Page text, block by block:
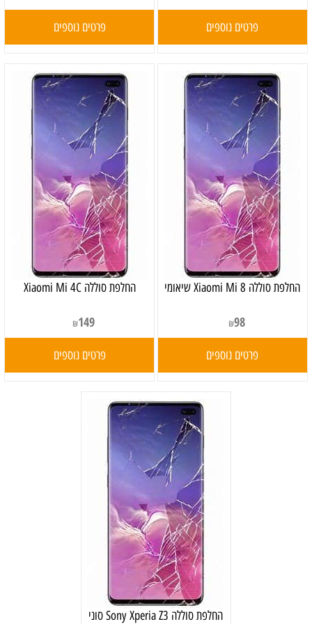
פרטים נוספים פרטים נוספים
‏החלפת סוללה Xiaomi Mi 8 שיאומי
₪98
פרטים נוספים
החלפת סוללה Xiaomi Mi 4C
₪149
פרטים נוספים
‏החלפת סוללה Sony Xperia Z3 סוני